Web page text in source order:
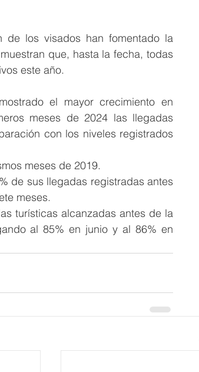
de los visados han fomentado la
que, hasta la fecha, todas
este año.
el mayor crecimiento en
meses de 2024 las llegadas
con los niveles registrados
meses de 2019.
de sus llegadas registradas antes
meses.
turísticas alcanzadas antes de la
al 85% en junio y al 86% en